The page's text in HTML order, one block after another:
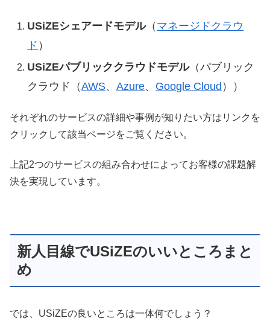
USiZEシェアードモデル（ マネージドクラウ
ド ）
USiZEパブリッククラウドモデル（パブリック
クラウド（AWS、Azure、 Google Cloud ））
それぞれのサービスの詳細や事例が知りたい方はリンクを
クリックして該当ページをご覧ください。
上記2つのサービスの組み合わせによってお客様の課題解
決を実現しています。
新人目線でUSiZEのいいところまと
め
では、USiZEの良いところは一体何でしょう？